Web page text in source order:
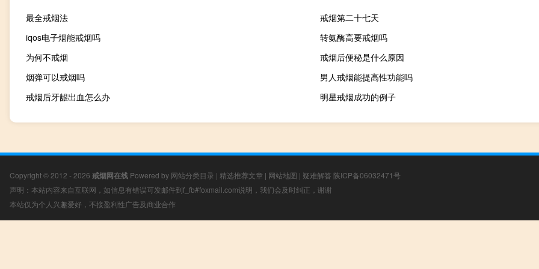
最全戒烟法
戒烟第二十七天
iqos电子烟能戒烟吗
转氨酶高要戒烟吗
为何不戒烟
戒烟后便秘是什么原因
烟弹可以戒烟吗
男人戒烟能提高性功能吗
戒烟后牙龈出血怎么办
明星戒烟成功的例子
Copyright © 2012 - 2026 戒烟网在线 Powered by 网站分类目录 | 精选推荐文章 | 网站地图 | 疑难解答 陕ICP备06032471号
声明：本站内容来自互联网，如信息有错误可发邮件到f_fb#foxmail.com说明，我们会及时纠正，谢谢
本站仅为个人兴趣爱好，不接盈利性广告及商业合作